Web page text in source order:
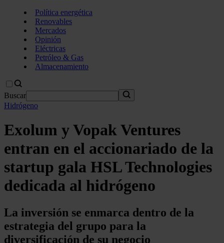
Política energética
Renovables
Mercados
Opinión
Eléctricas
Petróleo & Gas
Almacenamiento
Buscar
Hidrógeno
Exolum y Vopak Ventures
entran en el accionariado de la
startup gala HSL Technologies
dedicada al hidrógeno
La inversión se enmarca dentro de la
estrategia del grupo para la
diversificación de su negocio